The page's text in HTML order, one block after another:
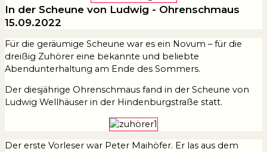
In der Scheune von Ludwig - Ohrenschmaus
15.09.2022
Für die geräumige Scheune war es ein Novum – für die
dreißig Zuhörer eine bekannte und beliebte
Abendunterhaltung am Ende des Sommers.
Der diesjährige Ohrenschmaus fand in der Scheune von
Ludwig Wellhäuser in der Hindenburgstraße statt.
Der erste Vorleser war Peter Maihöfer. Er las aus dem